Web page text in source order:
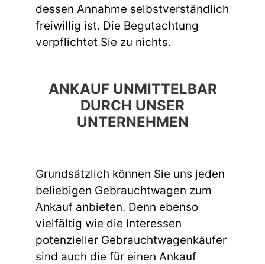
dessen Annahme selbstverständlich
freiwillig ist. Die Begutachtung
verpflichtet Sie zu nichts.
ANKAUF UNMITTELBAR
DURCH UNSER
UNTERNEHMEN
Grundsätzlich können Sie uns jeden
beliebigen Gebrauchtwagen zum
Ankauf anbieten. Denn ebenso
vielfältig wie die Interessen
potenzieller Gebrauchtwagenkäufer
sind auch die für einen Ankauf